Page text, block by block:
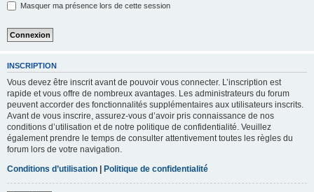
Masquer ma présence lors de cette session
INSCRIPTION
Vous devez être inscrit avant de pouvoir vous connecter. L’inscription est
rapide et vous offre de nombreux avantages. Les administrateurs du forum
peuvent accorder des fonctionnalités supplémentaires aux utilisateurs inscrits.
Avant de vous inscrire, assurez-vous d’avoir pris connaissance de nos
conditions d’utilisation et de notre politique de confidentialité. Veuillez
également prendre le temps de consulter attentivement toutes les règles du
forum lors de votre navigation.
Conditions d’utilisation | Politique de confidentialité